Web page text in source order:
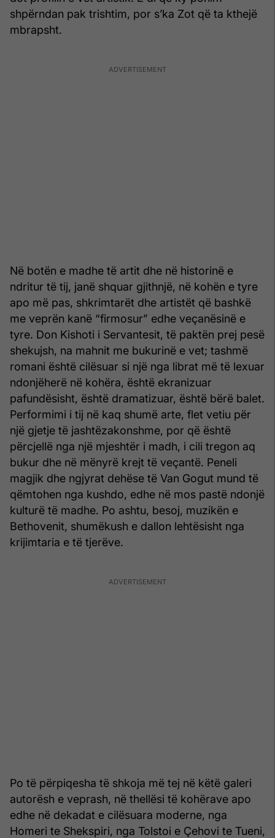
shpërndan pak trishtim, por s’ka Zot që ta kthejë
mbrapsht.
Në botën e madhe të artit dhe në historinë e
ndritur të tij, janë shquar gjithnjë, në kohën e tyre
apo më pas, shkrimtarët dhe artistët që bashkë
me veprën kanë “firmosur” edhe veçanësinë e
tyre. Don Kishoti i Servantesit, të paktën prej pesë
shekujsh, na mahnit me bukurinë e vet; tashmë
romani është cilësuar si një nga librat më të lexuar
ndonjëherë në kohëra, është ekranizuar
pafundësisht, është dramatizuar, është bërë balet.
Performimi i tij në kaq shumë arte, flet vetiu për
një gjetje të jashtëzakonshme, por që është
përcjellë nga një mjeshtër i madh, i cili tregon aq
bukur dhe në mënyrë krejt të veçantë. Peneli
magjik dhe ngjyrat dehëse të Van Gogut mund të
qëmtohen nga kushdo, edhe në mos pastë ndonjë
kulturë të madhe. Po ashtu, besoj, muzikën e
Bethovenit, shumëkush e dallon lehtësisht nga
krijimtaria e të tjerëve.
Po të përpiqesha të shkoja më tej në këtë galeri
autorësh e veprash, në thellësi të kohërave apo
edhe në dekadat e cilësuara moderne, nga
Homeri te Shekspiri, nga Tolstoi e Çehovi te Tueni,